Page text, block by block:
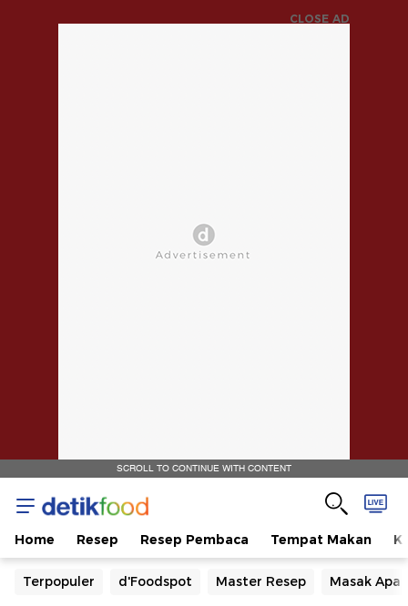
CLOSE AD
SCROLL TO CONTINUE WITH CONTENT
Home Resep Resep Pembaca Tempat Makan
Terpopuler d'Foodspot Master Resep Masak Apa